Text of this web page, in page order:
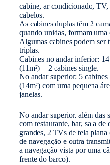
cabine, ar condicionado, TV,
cabelos.
As cabines duplas têm 2
quando unidas, formam uma
Algumas cabines podem ser
triplas.
Cabines no andar inferior: 14
(11m²) + 2 cabines single.
No andar superior: 5
(14m²) com uma pequena
janelas.
No andar superior, além das
com restaurante, bar, sala de
grandes, 2 TVs de tela plana
de navegação e outra
a navegação vista por uma
frente do barco).